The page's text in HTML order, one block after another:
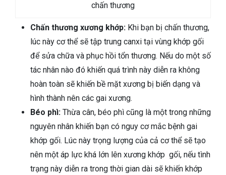
chấn thương
Chấn thương xương khớp: Khi bạn bị chấn thương,
lúc này cơ thể sẽ tập trung canxi tại vùng khớp gối
để sửa chữa và phục hồi tổn thương. Nếu do một số
tác nhân nào đó khiến quá trình này diễn ra không
hoàn toàn sẽ khiến bề mặt xương bị biến dạng và
hình thành nên các gai xương.
Béo phì: Thừa cân, béo phì cũng là một trong những
nguyên nhân khiến bạn có nguy cơ mắc bệnh gai
khớp gối. Lúc này trọng lượng của cả cơ thể sẽ tạo
nên một áp lực khá lớn lên xương khớp gối, nếu tình
trạng này diễn ra trong thời gian dài sẽ khiến khớp